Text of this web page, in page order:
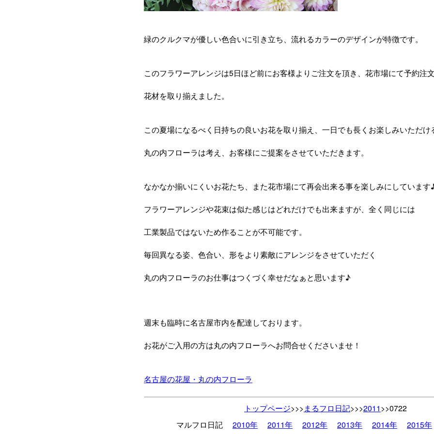
緑のクルクマが優しい色合いに引き立ち、流れるカラーのデザインが特徴です。
このフラワーアレンジは5日ほど前にお客様よりご注文を頂き、花市場にて予約注
花材を取り揃えました。
この夏場になるべく日持ちの良いお花を取り揃え、一日でも長くお楽しみいただけ
丸の内フローラは考え、お客様にご提案をさせていただきます。
なかなか揃いにくいお花たち、また花市場にて再会出来る事を楽しみにしています
フラワーアレンジや花束は似た感じはどれだけでも出来ますが、全く同じには
工業製品ではないため作ることが不可能です。
毎回異なる姿、色合い、形をより素敵にアレンジをさせていただく
丸の内フローラのお仕事はつくづく幸せだなぁと思います♪
週末も臨時に名古屋市内を配達しております。
お花がご入用の方は丸の内フローラへお問合せくださいませ！
名古屋の花屋・丸の内フローラ
トップページ>>> まるフロ日記>>>2011>>0722
マルフロ日記 2010年 2011年 2012年 2013年 2014年 2015年